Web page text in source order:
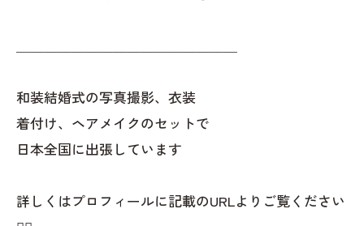
和装結婚式の写真撮影、衣装
着付け、ヘアメイクのセットで
日本全国に出張しています
詳しくはプロフィールに記載のURLよりご覧ください